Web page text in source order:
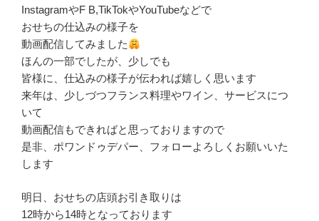
InstagramやF B,TikTokやYouTubeなどで
おせちの仕込みの様子を
動画配信してみました
ほんの一部でしたが、少しでも
皆様に、仕込みの様子が伝われば嬉しく思います
来年は、少しづつフランス料理やワイン、サービスにつ
いて
動画配信もできればと思っておりますので
是非、ポワンドゥデパー、フォローよろしくお願いいた
します
明日、おせちの店頭お引き取りは
12時から14時となっております